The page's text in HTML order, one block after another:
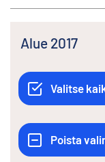
Alue 2017